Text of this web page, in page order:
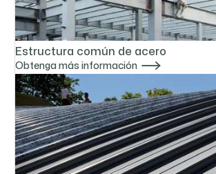
Estructura común de acero
Obtenga más información 